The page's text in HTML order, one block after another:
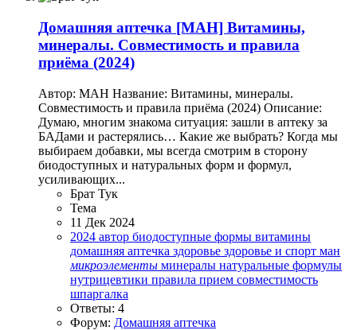
Домашняя аптечка [МАН] Витамины,
минералы. Совместимость и правила
приёма (2024)
Автор: МАН Название: Витамины, минералы.
Совместимость и правила приёма (2024) Описание:
Думаю, многим знакома ситуация: зашли в аптеку за
БАДами и растерялись… Какие же выбрать? Когда мы
выбираем добавки, мы всегда смотрим в сторону
биодоступных и натуральных форм и формул,
усиливающих...
Брат Тук
Тема
11 Дек 2024
2024 автор биодоступные формы витамины
домашняя аптечка здоровье здоровье и спорт ман
микроэлементы минералы натуральные формулы
нутрицевтики правила прием совместимость
шпаргалка
Ответы: 4
Форум: Домашняя аптечка